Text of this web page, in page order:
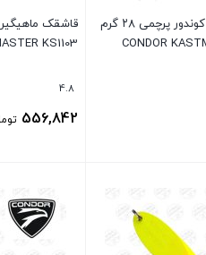
قاشقک ماهیگیری کوندور پرچمی ۲۸ گرم
KS1103
4.8
556,842